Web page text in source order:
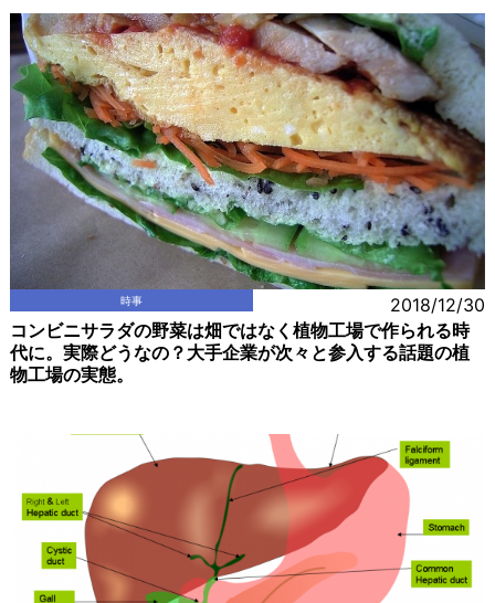
時事 2018/12/30
コンビニサラダの野菜は畑ではなく植物工場で作られる時
代に。実際どうなの？大手企業が次々と参入する話題の植
物工場の実態。